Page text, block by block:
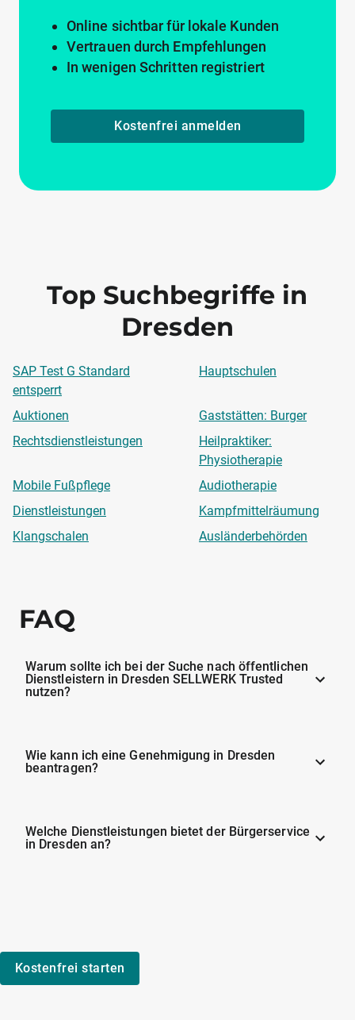
Online sichtbar für lokale Kunden
Vertrauen durch Empfehlungen
In wenigen Schritten registriert
Kostenfrei anmelden
Top Suchbegriffe in
Dresden
SAP Test G Standard
entsperrt
Hauptschulen
Auktionen
Gaststätten: Burger
Rechtsdienstleistungen
Heilpraktiker:
Physiotherapie
Mobile Fußpflege
Audiotherapie
Dienstleistungen
Kampfmittelräumung
Klangschalen
Ausländerbehörden
FAQ
Warum sollte ich bei der Suche nach öffentlichen
Dienstleistern in Dresden SELLWERK Trusted
nutzen?
Wie kann ich eine Genehmigung in Dresden
beantragen?
Welche Dienstleistungen bietet der Bürgerservice
in Dresden an?
Kostenfrei starten